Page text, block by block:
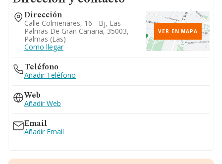
Dirección
Calle Colmenares, 16 - Bj, Las
Palmas De Gran Canaria, 35003,
Palmas (las)
Como llegar
VER EN MAPA
Teléfono
Añadir Teléfono
Web
Añadir Web
Email
Añadir Email